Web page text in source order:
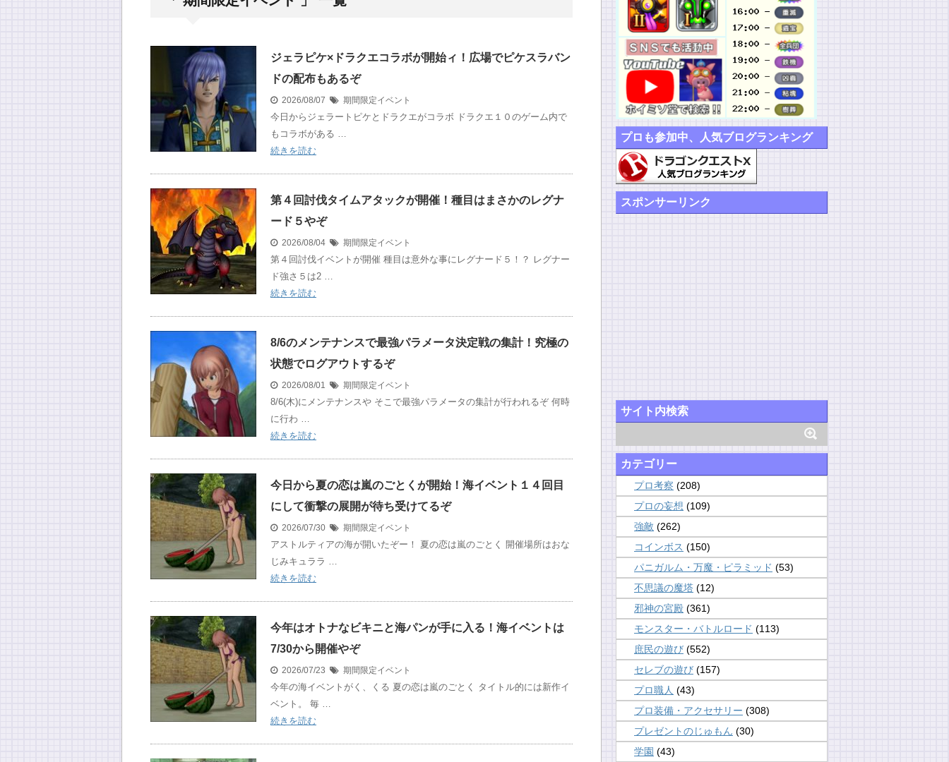
ジェラピケ×ドラクエコラボが開始ィ！広場でピケスラバン
ドの配布もあるぞ
2026/08/07 期間限定イベント
今日からジェラートピケとドラクエがコラボ ドラクエ１０のゲーム内で
もコラボがある …
続きを読む
第４回討伐タイムアタックが開催！種目はまさかのレグナ
ード５やぞ
2026/08/04 期間限定イベント
第４回討伐イベントが開催 種目は意外な事にレグナード５！？ レグナー
ド強さ５は2 …
続きを読む
8/6のメンテナンスで最強パラメータ決定戦の集計！究極の
状態でログアウトするぞ
2026/08/01 期間限定イベント
8/6(木)にメンテナンスや そこで最強パラメータの集計が行われるぞ 何時
に行わ …
続きを読む
今日から夏の恋は嵐のごとくが開始！海イベント１４回目
にして衝撃の展開が待ち受けてるぞ
2026/07/30 期間限定イベント
アストルティアの海が開いたぞー！ 夏の恋は嵐のごとく 開催場所はおな
じみキュララ …
続きを読む
今年はオトナなビキニと海パンが手に入る！海イベントは
7/30から開催やぞ
2026/07/23 期間限定イベント
今年の海イベントがく、くる 夏の恋は嵐のごとく タイトル的には新作イ
ベント。 毎 …
続きを読む
プロも参加中、人気ブログランキング
スポンサーリンク
サイト内検索
カテゴリー
プロ考察 (208)
プロの妄想 (109)
強敵 (262)
コインボス (150)
パニガルム・万魔・ピラミッド (53)
不思議の魔塔 (12)
邪神の宮殿 (361)
モンスター・バトルロード (113)
庶民の遊び (552)
セレブの遊び (157)
プロ職人 (43)
プロ装備・アクセサリー (308)
プレゼントのじゅもん (30)
学園 (43)